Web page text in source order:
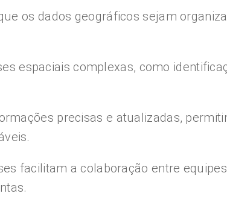
os dados geográficos sejam
espaciais complexas, como
precisas e atualizadas,
facilitam a colaboração entre